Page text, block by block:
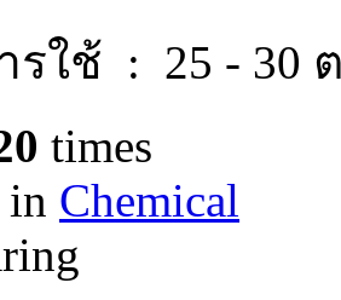
ใช้ : 25 - 30
times
in Chemical